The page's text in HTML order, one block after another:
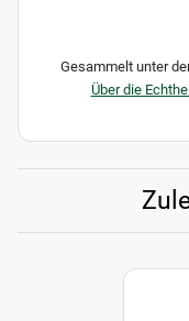
Gesammelt unter
Über die